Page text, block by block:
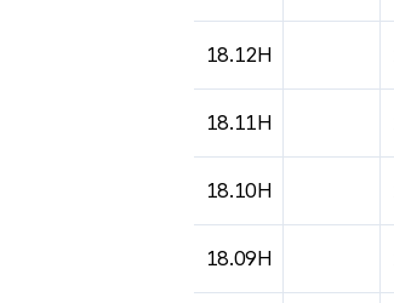
18.12H
18.11H
18.10H
18.09H